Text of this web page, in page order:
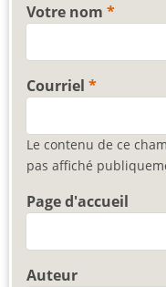
Votre nom
Courriel
Le contenu de ce
pas affiché
Page d'accueil
Auteur